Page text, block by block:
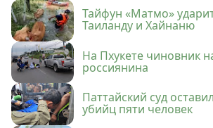
Тайфун «Матмо»
Таиланду и Хайнаню
На Пхукете чиновник
россиянина
Паттайский суд
убийц пяти человек